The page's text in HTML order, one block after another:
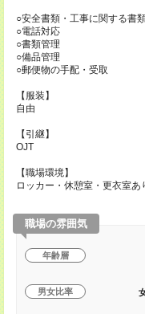
○安全書類・工事に関する書
○電話対応
○書類管理
○備品管理
○郵便物の手配・受取
【服装】
自由
【引継】
OJT
【職場環境】
ロッカー・休憩室・更衣室あ
職場の雰囲気
年齢層
男女比率